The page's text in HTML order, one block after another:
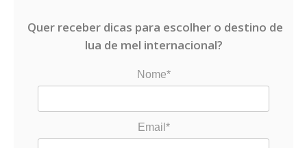
Quer receber dicas para escolher o destino de
lua de mel internacional?
Nome*
Email*